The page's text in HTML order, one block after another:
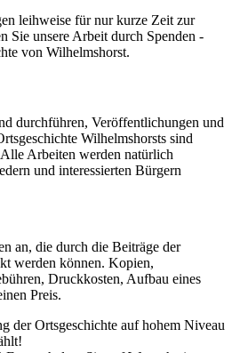
leihweise für nur kurze Zeit zur
Sie unsere Arbeit durch Spenden -
von Wilhelmshorst.
durchführen, Veröffentlichungen und
Wilhelmshorsts sind
Arbeiten werden natürlich
und interessierten Bürgern
an, die durch die Beiträge der
werden können. Kopien,
Druckkosten, Aufbau eines
Preis.
der Ortsgeschichte auf hohem Niveau